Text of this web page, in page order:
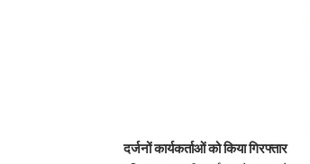
दर्जनों कार्यकर्ताओं को किया गिरफ्तार